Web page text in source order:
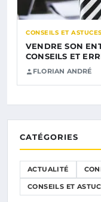
CONSEILS ET ASTUCES
VENDRE SON
CONSEILS ET
FLORIAN ANDRÉ
CATÉGORIES
ACTUALITÉ
CONSEILS ET